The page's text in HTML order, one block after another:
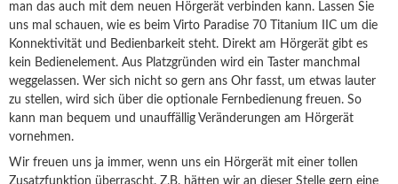
man das auch mit dem neuen Hörgerät verbinden kann. Lassen Sie
uns mal schauen, wie es beim Virto Paradise 70 Titanium IIC um die
Konnektivität und Bedienbarkeit steht. Direkt am Hörgerät gibt es
kein Bedienelement. Aus Platzgründen wird ein Taster manchmal
weggelassen. Wer sich nicht so gern ans Ohr fasst, um etwas lauter
zu stellen, wird sich über die optionale Fernbedienung freuen. So
kann man bequem und unauffällig Veränderungen am Hörgerät
vornehmen.
Wir freuen uns ja immer, wenn uns ein Hörgerät mit einer tollen
Zusatzfunktion überrascht. Z.B. hätten wir an dieser Stelle gern eine